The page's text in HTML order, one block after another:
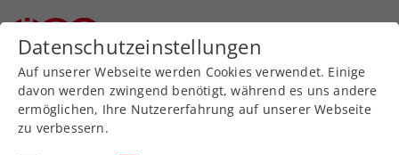
Zurück zur Newsübersicht
ATP
Datenschutzeinstellungen
Auf unserer Webseite werden Cookies verwendet. Einige
davon werden zwingend benötigt, während es uns andere
ermöglichen, Ihre Nutzererfahrung auf unserer Webseite
zu verbessern.